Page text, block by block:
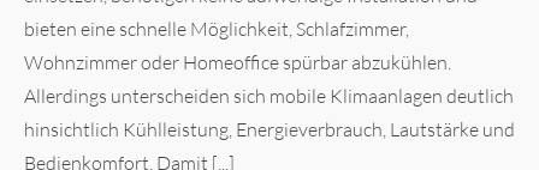
bieten eine schnelle Möglichkeit, Schlafzimmer,
Wohnzimmer oder Homeoffice spürbar abzukühlen.
Allerdings unterscheiden sich mobile Klimaanlagen deutlich
hinsichtlich Kühlleistung, Energieverbrauch, Lautstärke und
Bedienkomfort. Damit [...]